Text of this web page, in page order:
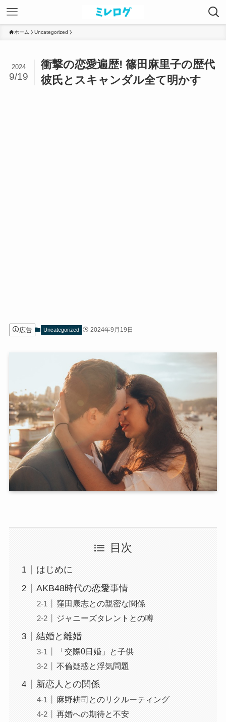
ホーム Uncategorized
衝撃の恋愛遍歴! 篠田麻里子の歴代
彼氏とスキャンダル全て明かす
2024
9/19
広告 Uncategorized 2024年9月19日
目次
はじめに
AKB48時代の恋愛事情
窪田康志との親密な関係
ジャニーズタレントとの噂
結婚と離婚
「交際0日婚」と子供
不倫疑惑と浮気問題
新恋人との関係
麻野耕司とのリクルーティング
再婚への期待と不安